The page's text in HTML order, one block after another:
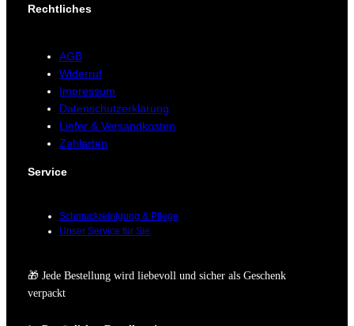
Rechtliches
AGB
Widerruf
Impressum
Datenschutzerklärung
Liefer & Versandkosten
Zahlarten
Service
Schmuckreinigung & Pflege
Unser Service für Sie
🎁 Jede Bestellung wird liebevoll und sicher als Geschenk
verpackt